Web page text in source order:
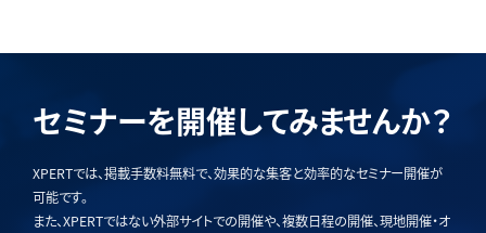
セミナーを開催してみませんか？
XPERTでは、掲載手数料無料で、効果的な集客と効率的なセミナー開催が
可能です。
また、XPERTではない外部サイトでの開催や、複数日程の開催、現地開催・オ